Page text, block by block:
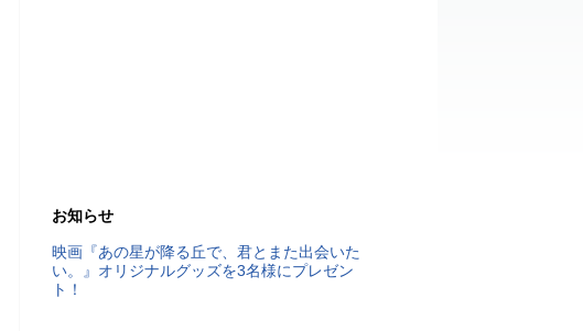
お知らせ
映画『あの星が降る丘で、君とまた出会いた
い。』オリジナルグッズを3名様にプレゼン
ト！